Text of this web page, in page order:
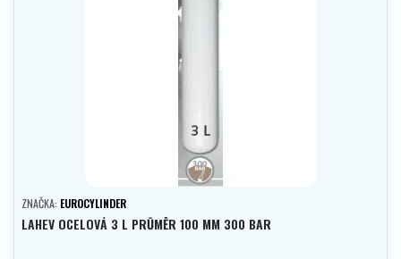
ZNAČKA: EUROCYLINDER
LAHEV OCELOVÁ 3 L PRŮMĚR 100 MM 300 BAR